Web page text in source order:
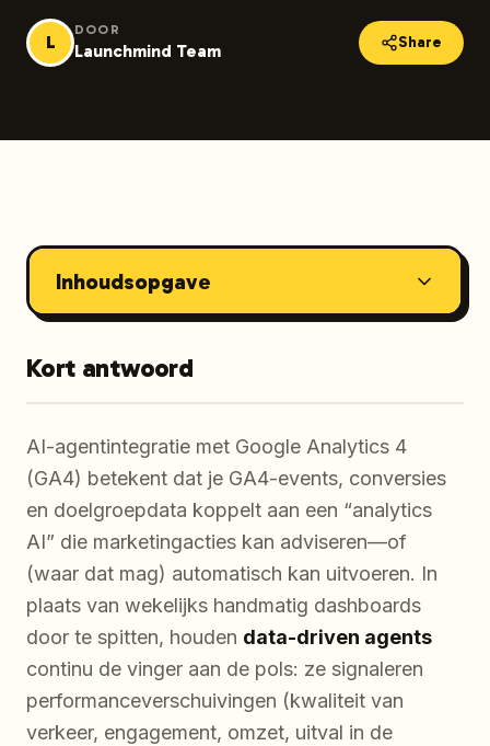
L
DOOR
Launchmind Team Share
Inhoudsopgave
Kort antwoord
AI-agentintegratie met Google Analytics 4
(GA4) betekent dat je GA4-events, conversies
en doelgroepdata koppelt aan een “analytics
AI” die marketingacties kan adviseren—of
(waar dat mag) automatisch kan uitvoeren. In
plaats van wekelijks handmatig dashboards
door te spitten, houden data-driven agents
continu de vinger aan de pols: ze signaleren
performanceverschuivingen (kwaliteit van
verkeer, engagement, omzet, uitval in de